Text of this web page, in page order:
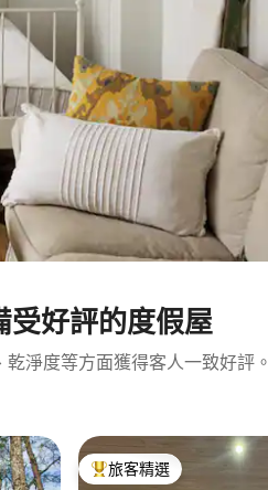
受好評的度假屋
淨度等方面獲得客人一致好評。
旅客精選榜首
旅客精選